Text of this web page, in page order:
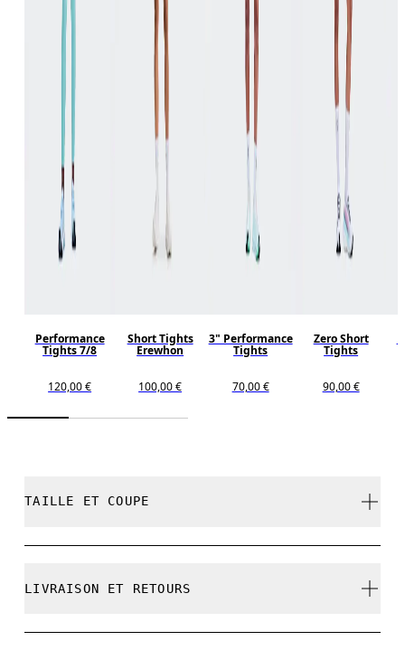
Performance
Tights 7/8
120,00 €
Short Tights
Erewhon
100,00 €
3" Performance
Tights
70,00 €
Zero Short
Tights
90,00 €
TAILLE ET COUPE
LIVRAISON ET RETOURS